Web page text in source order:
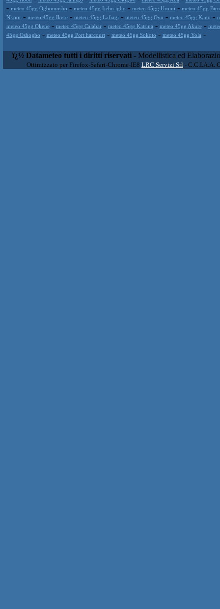
- meteo 45gg Ogbomosho - meteo 45gg Ijebu igbo - meteo 45gg Uromi - meteo 45gg
Nkpor- meteo 45gg Ikere- meteo 45gg Lafiagi - meteo 45gg Oyo - meteo 45gg Kano -
meteo 45gg Okene- meteo 45gg Calabar- meteo 45gg Katsina - meteo 45gg Akure-
45gg Oshogbo - meteo 45gg Port harcourt- meteo 45gg Sokoto - meteo 45gg Yola -
ï¿½ Datameteo tutti i diritti riservati - Modellistica ed
Ottimizzato per Firefox-Safari-Chrome-IE8 LRC Servizi Srl - C.C.I.A.A.